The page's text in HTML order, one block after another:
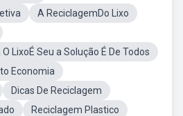
A ReciclagemDo Lixo
LixoÉ Seu a Solução É De Todos
Economia
Dicas De Reciclagem
Reciclagem Plastico